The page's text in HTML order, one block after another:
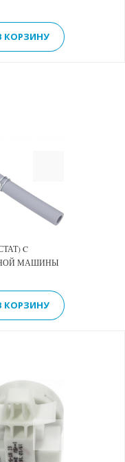
КОРЗИНУ
C
МАШИНЫ
КОРЗИНУ
Next